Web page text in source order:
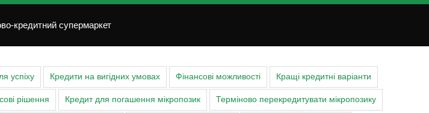
кредитний супермаркет
успіху Кредити на вигідних умовах Фінансові можливості Кращі кредитні варіанти
рішення Кредит для погашення мікропозик Терміново перекредитувати мікропозику